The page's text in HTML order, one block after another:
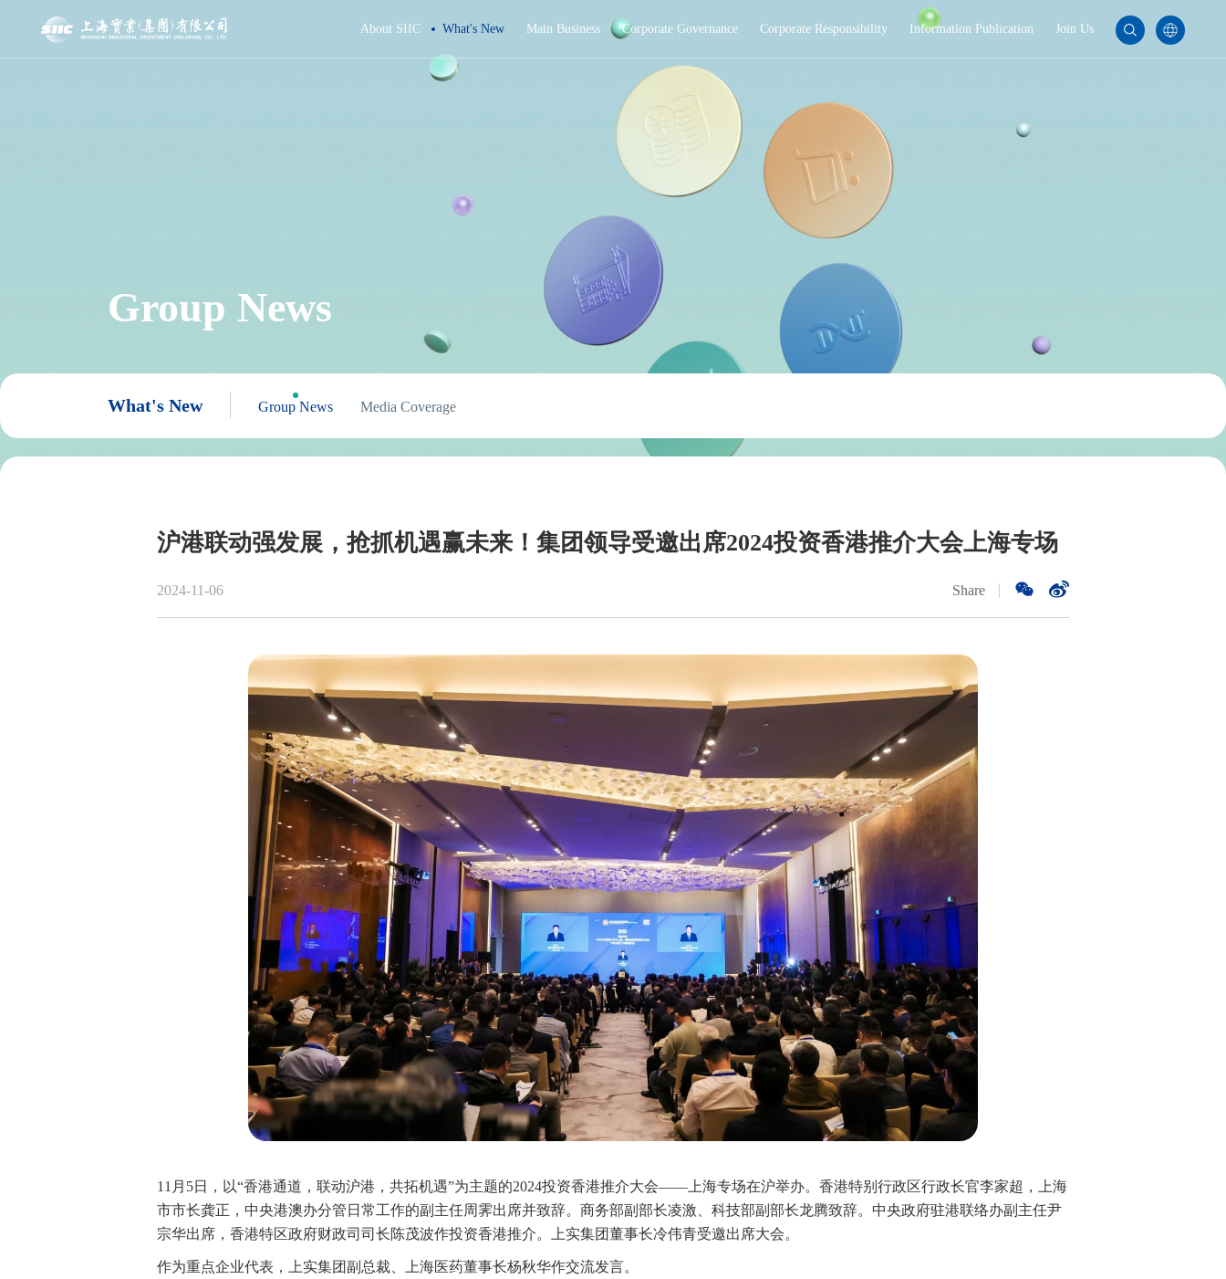
About SIIC What's New Main Business Corporate Governance Corporate Responsibility Information Publication Join Us
Group News
What's New Group News Media Coverage
沪港联动强发展，抢抓机遇赢未来！集团领导受邀出席2024投资香港推介大会上海专场
2024-11-06 Share
11月5日，以“香港通道，联动沪港，共拓机遇”为主题的2024投资香港推介大会——上海专场在沪举办。香港特别行政区行政长官李家超，上海
市市长龚正，中央港澳办分管日常工作的副主任周霁出席并致辞。商务部副部长凌激、科技部副部长龙腾致辞。中央政府驻港联络办副主任尹
宗华出席，香港特区政府财政司司长陈茂波作投资香港推介。上实集团董事长冷伟青受邀出席大会。
作为重点企业代表，上实集团副总裁、上海医药董事长杨秋华作交流发言。